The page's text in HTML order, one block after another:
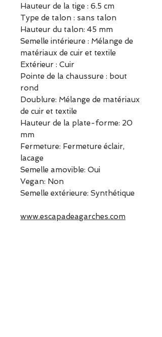
Hauteur de la tige : 6.5 cm
Type de talon : sans talon
Hauteur du talon: 45 mm
Semelle intérieure : Mélange de
matériaux de cuir et textile
Extérieur : Cuir
Pointe de la chaussure : bout
rond
Doublure: Mélange de matériaux
de cuir et textile
Hauteur de la plate-forme: 20
mm
Fermeture: Fermeture éclair,
lacage
Semelle amovible: Oui
Vegan: Non
Semelle extérieure: Synthétique
www.escapadeagarches.com